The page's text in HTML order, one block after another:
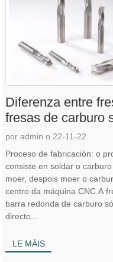
Diferenza entre
fresas de carburo
por admin o 22-11-22
Proceso de fabricación: o
consiste en soldar o
moer, despois moer o
centro da máquina CNC.A
barra redonda de carburo
directo...
LE MÁIS